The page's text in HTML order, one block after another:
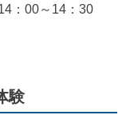
：00～14：30
験